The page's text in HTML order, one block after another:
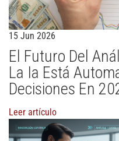
15 Jun 2026
El Futuro Del
La Ia Está
Decisiones En
Leer artículo